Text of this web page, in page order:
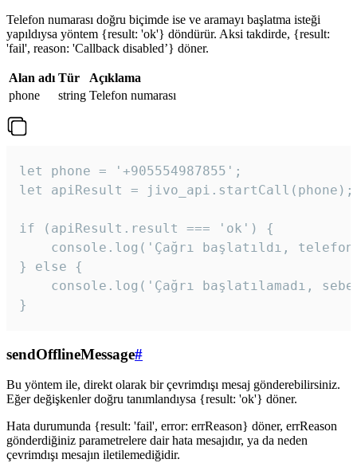
Telefon numarası doğru biçimde ise ve aramayı başlatma isteği
yapıldıysa yöntem {result: 'ok'} döndürür. Aksi takdirde, {result:
'fail', reason: 'Callback disabled’} döner.
Alan adı Tür
Açıklama
phone
string Telefon numarası
let phone = '+905554987855';
let apiResult = jivo_api.startCall(phone);
if (apiResult.result === 'ok') {
console.log('Çağrı başlatıldı,
} else {
console.log('Çağrı başlatılamadı,
}
sendOfflineMessage#
Bu yöntem ile, direkt olarak bir çevrimdışı mesaj gönderebilirsiniz.
Eğer değişkenler doğru tanımlandıysa {result: 'ok'} döner.
Hata durumunda {result: 'fail', error: errReason} döner, errReason
gönderdiğiniz parametrelere dair hata mesajıdır, ya da neden
çevrimdışı mesajın iletilemediğidir.